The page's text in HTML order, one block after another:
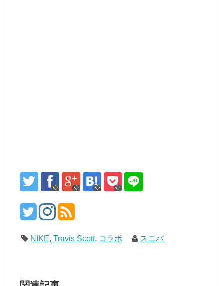
NIKE, Travis Scott, コラボ スニバ